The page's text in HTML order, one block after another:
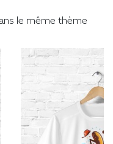
le même thème